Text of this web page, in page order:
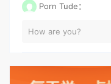
Porn Tude：
How are you?